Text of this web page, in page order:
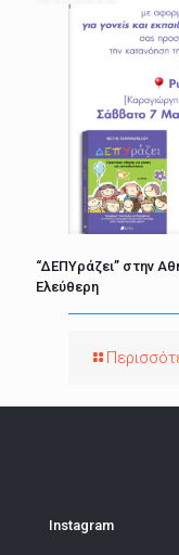
“ΔΕΠΥράζει” στην
Ελεύθερη
Instagram